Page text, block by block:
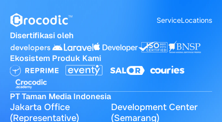
ServiceLocations
Disertifikasi oleh
Ekosistem Produk Kami
PT Taman Media Indonesia
Jakarta Office
(Representative)
Development Center
(Semarang)